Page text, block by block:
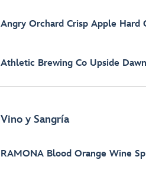
Angry Orchard Crisp Apple Hard
Athletic Brewing Co Upside
Vino y Sangría
RAMONA Blood Orange Wine